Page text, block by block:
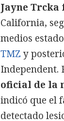
Jayne Trcka
California,
medios
TMZ y
Independent.
oficial de la
indicó que el
detectado